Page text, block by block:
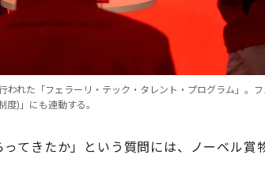
れた「フェラーリ・テック・タレント・プログラム」。
)」にも連動する。
てきたか」という質問には、ノーベル賞